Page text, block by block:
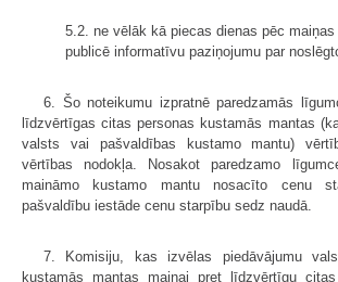
5.2. ne vēlāk kā piecas dienas pēc
publicē informatīvu paziņojumu par
6. Šo noteikumu izpratnē paredzamās
līdzvērtīgas citas personas kustamās mantas
valsts vai pašvaldības kustamo mantu)
vērtības nodokļa. Nosakot paredzamo
maināmo kustamo mantu nosacīto cenu
pašvaldību iestāde cenu starpību sedz naudā.
7. Komisiju, kas izvēlas piedāvājumu
kustamās mantas maiņai pret līdzvērtīgu